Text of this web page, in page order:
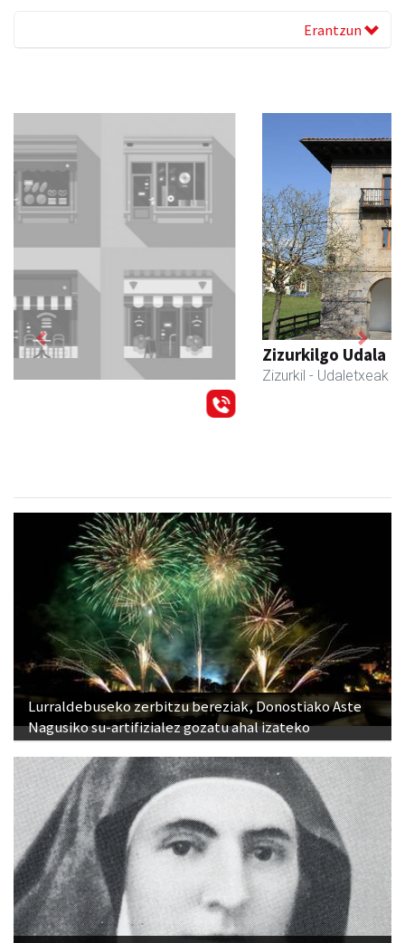
Erantzun
Zizurkilgo Udala
Zizurkil - Udaletxeak
Previous Next
Lurraldebuseko zerbitzu bereziak, Donostiako Aste
Nagusiko su-artifizialez gozatu ahal izateko
Otoitzaldia, larunbat honetan, Ama Kandidaren
omenez